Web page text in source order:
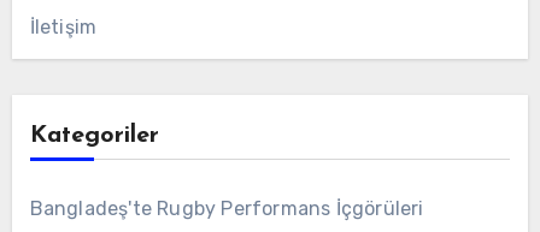
İletişim
Kategoriler
Bangladeş'te Rugby Performans İçgörüleri